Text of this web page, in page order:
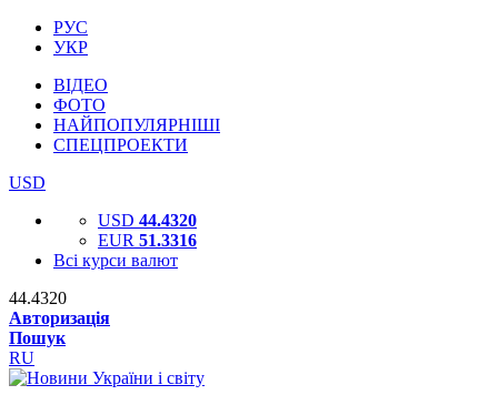
РУС
УКР
ВІДЕО
ФОТО
НАЙПОПУЛЯРНІШІ
СПЕЦПРОЕКТИ
USD
USD 44.4320
EUR 51.3316
Всі курси валют
44.4320
Авторизація
Пошук
RU